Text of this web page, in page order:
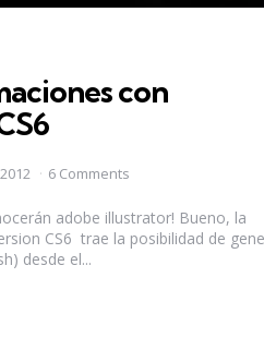
con
6 Comments
adobe illustrator! Bueno, la
CS6 trae la posibilidad de
desde el...